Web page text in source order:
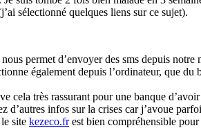
sélectionné quelques liens sur ce sujet).
permet d’envoyer des sms depuis notre
également depuis l’ordinateur, que
très rassurant pour une banque
infos sur la crises car j’avoue
site kezeco.frest bien compréhensible